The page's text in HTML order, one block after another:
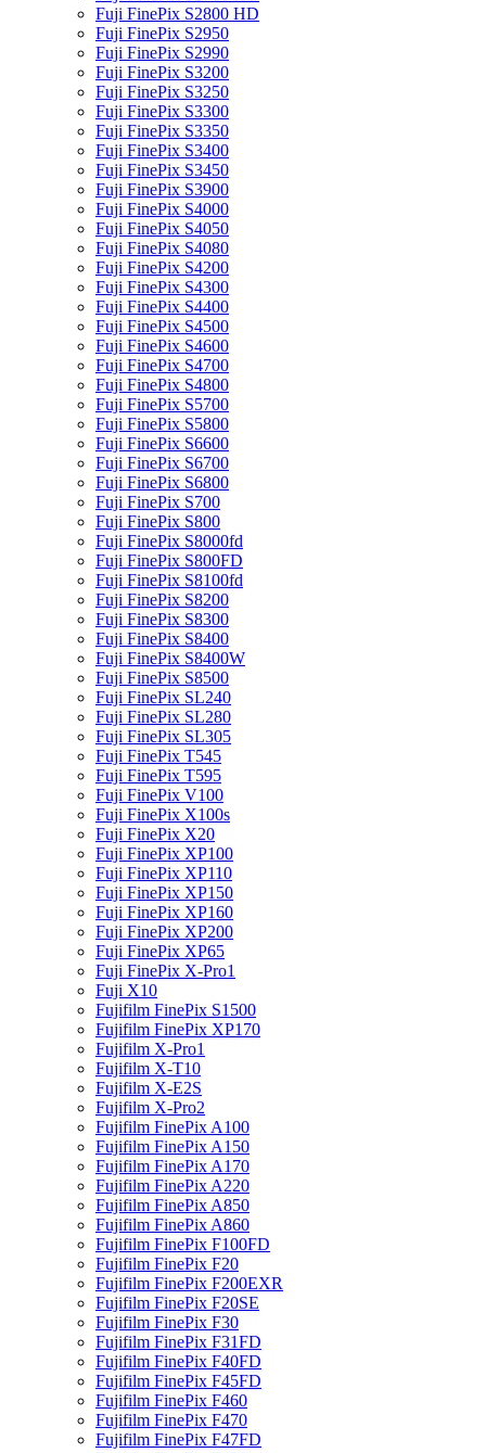
Fuji FinePix S2800 HD
Fuji FinePix S2950
Fuji FinePix S2990
Fuji FinePix S3200
Fuji FinePix S3250
Fuji FinePix S3300
Fuji FinePix S3350
Fuji FinePix S3400
Fuji FinePix S3450
Fuji FinePix S3900
Fuji FinePix S4000
Fuji FinePix S4050
Fuji FinePix S4080
Fuji FinePix S4200
Fuji FinePix S4300
Fuji FinePix S4400
Fuji FinePix S4500
Fuji FinePix S4600
Fuji FinePix S4700
Fuji FinePix S4800
Fuji FinePix S5700
Fuji FinePix S5800
Fuji FinePix S6600
Fuji FinePix S6700
Fuji FinePix S6800
Fuji FinePix S700
Fuji FinePix S800
Fuji FinePix S8000fd
Fuji FinePix S800FD
Fuji FinePix S8100fd
Fuji FinePix S8200
Fuji FinePix S8300
Fuji FinePix S8400
Fuji FinePix S8400W
Fuji FinePix S8500
Fuji FinePix SL240
Fuji FinePix SL280
Fuji FinePix SL305
Fuji FinePix T545
Fuji FinePix T595
Fuji FinePix V100
Fuji FinePix X100s
Fuji FinePix X20
Fuji FinePix XP100
Fuji FinePix XP110
Fuji FinePix XP150
Fuji FinePix XP160
Fuji FinePix XP200
Fuji FinePix XP65
Fuji FinePix X-Pro1
Fuji X10
Fujifilm FinePix S1500
Fujifilm FinePix XP170
Fujifilm X-Pro1
Fujifilm X-T10
Fujifilm X-E2S
Fujifilm X-Pro2
Fujifilm FinePix A100
Fujifilm FinePix A150
Fujifilm FinePix A170
Fujifilm FinePix A220
Fujifilm FinePix A850
Fujifilm FinePix A860
Fujifilm FinePix F100FD
Fujifilm FinePix F20
Fujifilm FinePix F200EXR
Fujifilm FinePix F20SE
Fujifilm FinePix F30
Fujifilm FinePix F31FD
Fujifilm FinePix F40FD
Fujifilm FinePix F45FD
Fujifilm FinePix F460
Fujifilm FinePix F470
Fujifilm FinePix F47FD